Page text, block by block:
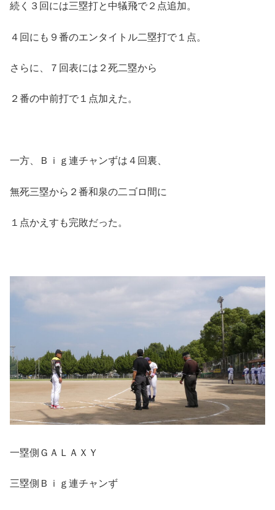
続く３回には三塁打と中犠飛で２点追加。
４回にも９番のエンタイトル二塁打で１点。
さらに、７回表には２死二塁から
２番の中前打で１点加えた。
一方、Ｂｉｇ連チャンずは４回裏、
無死三塁から２番和泉の二ゴロ間に
１点かえすも完敗だった。
一塁側ＧＡＬＡＸＹ
三塁側Ｂｉｇ連チャンず